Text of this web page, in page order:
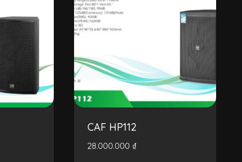
CAF HP112
28.000.000 ₫